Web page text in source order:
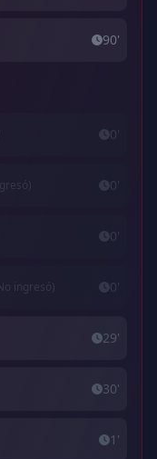
90'
0'
0'
0'
ingresó) 0'
29'
30'
1'